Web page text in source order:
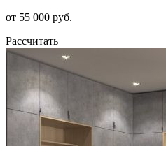
от 55 000 руб.
Рассчитать